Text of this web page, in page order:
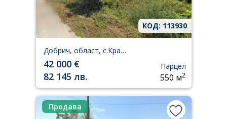
КОД: 113930
Добрич, област, с.Кранево
42 000 €
82 145 лв.
Парцел
550 м2
Продава